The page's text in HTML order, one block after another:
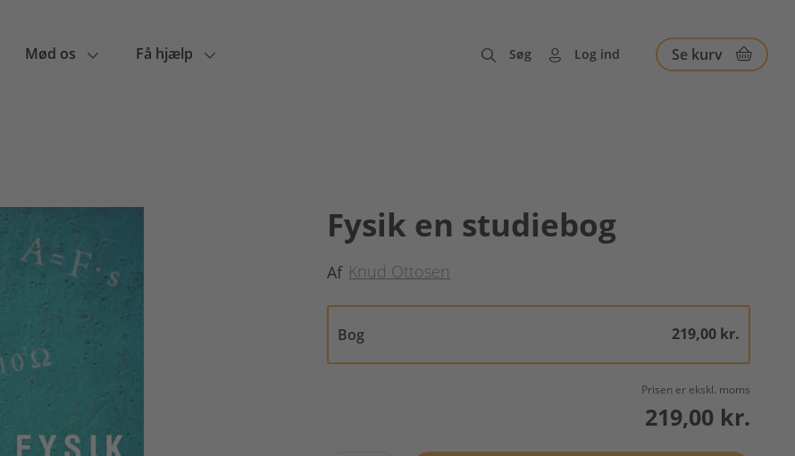
Mød os Få hjælp Søg Log ind Se kurv
Fysik en studiebog
Af Knud Ottosen
Bog 219,00 kr.
Prisen er ekskl. moms
219,00 kr.